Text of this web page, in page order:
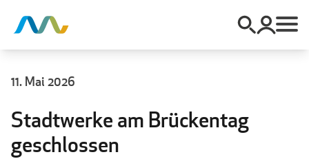
11. Mai 2026
Stadtwerke am Brückentag
geschlossen